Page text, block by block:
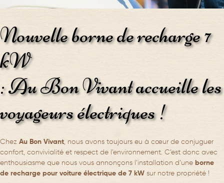
Nouvelle borne de recharge 7
kW
: Au Bon Vivant accueille les
voyageurs électriques !
Chez Au Bon Vivant, nous avons toujours eu à cœur de conjuguer
confort, convivialité et respect de l’environnement. C’est donc avec
enthousiasme que nous vous annonçons l’installation d’une borne
de recharge pour voiture électrique de 7 kW sur notre propriété !